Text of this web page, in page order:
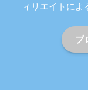
ィリエイトによ
プ